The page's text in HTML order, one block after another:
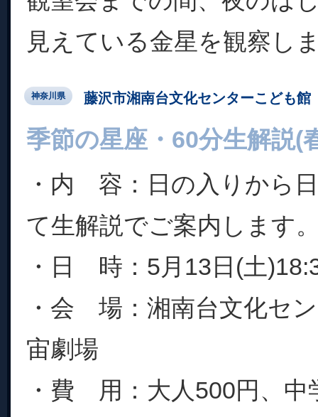
見えている金星を観察し
神奈川県 藤沢市湘南台文化センターこども館
季節の星座・60分生解説(
・内 容：日の入りから
て生解説でご案内します
・日 時：5月13日(土
・会 場：湘南台文化セ
宙劇場
・費 用：大人500円、中